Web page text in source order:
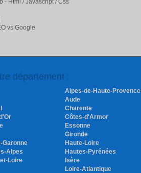
vs Google
département :
Alpes-de-Haute-Provence
Aude
Charente
Côtes-d'Armor
Essonne
Gironde
Garonne Haute-Loire
Alpes Hautes-Pyrénées
Loire Isère
Loire-Atlantique